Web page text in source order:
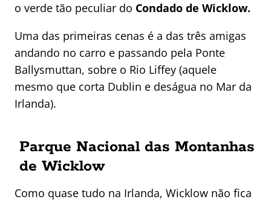
o verde tão peculiar do Condado de Wicklow.
Uma das primeiras cenas é a das três amigas
andando no carro e passando pela Ponte
Ballysmuttan, sobre o Rio Liffey (aquele
mesmo que corta Dublin e deságua no Mar da
Irlanda).
Parque Nacional das Montanhas
de Wicklow
Como quase tudo na Irlanda, Wicklow não fica